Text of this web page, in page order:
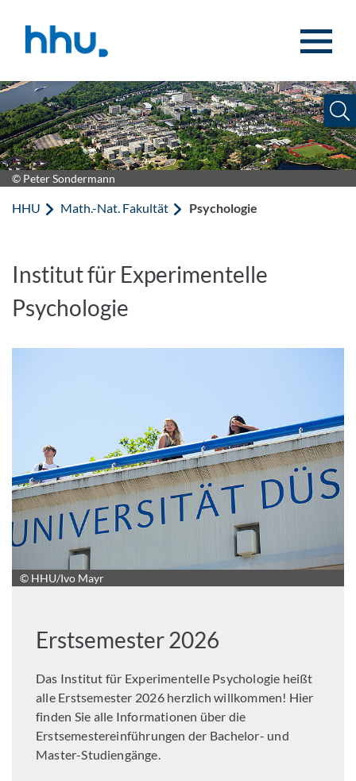
© Peter Sondermann
HHU Math.-Nat. Fakultät Psychologie
Institut für Experimentelle
Psychologie
© HHU/Ivo Mayr
Erstsemester 2026
Das Institut für Experimentelle Psychologie heißt
alle Erstsemester 2026 herzlich willkommen! Hier
finden Sie alle Informationen über die
Erstsemestereinführungen der Bachelor- und
Master-Studiengänge.